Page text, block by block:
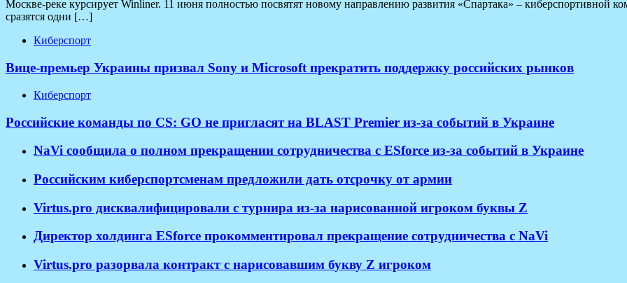
Москве-реке курсирует Winliner. 11 июня полностью посвятят новому направлению развития «Спартака» – киберспортивной
сразятся одни […]
Киберспорт
Вице-премьер Украины призвал Sony и Microsoft прекратить поддержку российских рынков
Киберспорт
Российские команды по CS: GO не пригласят на BLAST Premier из-за событий в Украине
NaVi сообщила о полном прекращении сотрудничества с ESforce из-за событий в Украине
Российским киберспортсменам предложили дать отсрочку от армии
Virtus.pro дисквалифицировали с турнира из-за нарисованной игроком буквы Z
Директор холдинга ESforce прокомментировал прекращение сотрудничества с NaVi
​Virtus.pro разорвала контракт с нарисовавшим букву Z игроком